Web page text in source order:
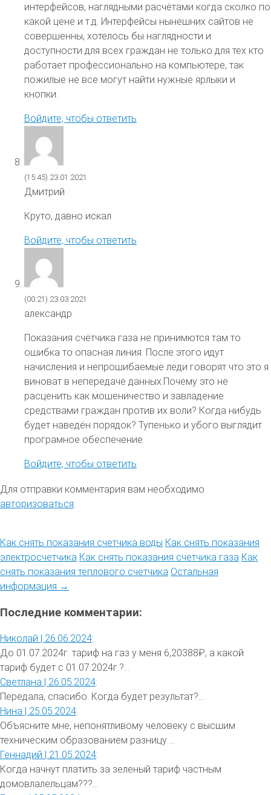
интерфейсов, наглядными расчётами когда сколко по
какой цене и т.д. Интерфейсы нынешних сайтов не
совершенны, хотелось бы наглядности и
доступности для всех граждан не только для тех кто
работает профессионально на компьютере, так
пожилые не все могут найти нужные ярлыки и
кнопки.
Войдите, чтобы ответить
(15:45) 23.01.2021
Дмитрий
Круто, давно искал
Войдите, чтобы ответить
(00:21) 23.03.2021
александр
Показания счётчика газа не принимются там то
ошибка то опасная линия. После этого идут
начисления и непрошибаемые леди говорят что это я
виноват в непередаче данных.Почему это не
расценить как мошеничество и завладение
средствами граждан против их воли? Когда нибудь
будет наведён порядок? Тупенько и убого выглядит
програмное обеспечение.
Войдите, чтобы ответить
Для отправки комментария вам необходимо
авторизоваться.
Как снять показания счетчика воды Как снять показания
электросчетчика Как снять показания счетчика газа Как
снять показания теплового счетчика Остальная
информация →
Последние комментарии:
Николай | 26.06.2024:
До 01.07.2024г. тариф на газ у меня 6,20388₽, а какой
тариф будет с 01.07.2024г.?...
Светлана | 26.05.2024:
Передала, спасибо. Когда будет результат?...
Нина | 25.05.2024:
Объясните мне, непонятливому человеку с высшим
техническим образованием разницу ...
Геннадий | 21.05.2024:
Когда начнут платить за зеленый тариф частным
домовлалельцам???...